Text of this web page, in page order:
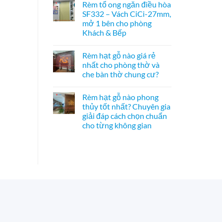
Bách
Xanh
hình
Hoa
Sen
phối
sang
trọng,
chuẩn
phong
–
Giải
pháp
trang
trí
Á
đáo,
mộc
mạc
và
bình
luận
ở
Vách
tổ
ong
phòng
bếp
và
hành
Hệ
CiCi-
27mm
nhôm
nâu
sang
Rèm tổ ong ngăn điều hòa
SF332 – Vách CiCi-27mm,
mở 1 bên cho phòng
Khách & Bếp
bình
luận
ở
Rèm
ngăn
điều
hòa
SF332
–
Vách
Rèm hạt gỗ nào giá rẻ
nhất cho phòng thờ và
che bàn thờ chung cư?
bình
luận
ở
Rèm
hạt
gỗ
Rèm hạt gỗ nào phong
thủy tốt nhất? Chuyên gia
giải đáp cách chọn chuẩn
cho từng không gian